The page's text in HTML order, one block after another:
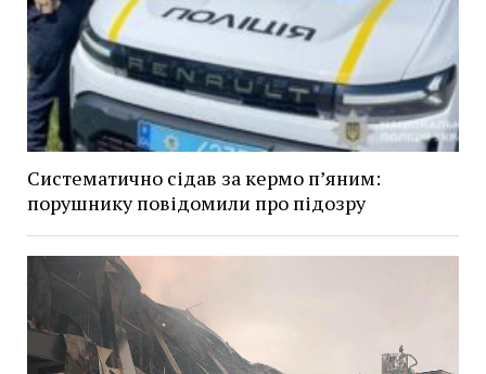
Систематично сідав за кермо п’яним:
порушнику повідомили про підозру